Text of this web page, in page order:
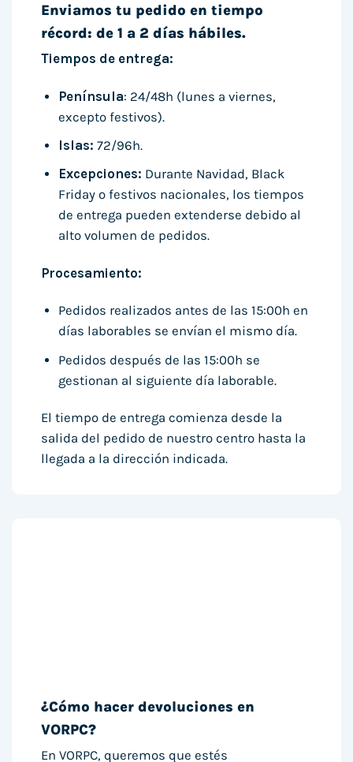
Enviamos tu pedido en tiempo
récord: de 1 a 2 días hábiles.
Tiempos de entrega:
Península: 24/48h (lunes a viernes,
excepto festivos).
Islas: 72/96h.
Excepciones: Durante Navidad, Black
Friday o festivos nacionales, los tiempos
de entrega pueden extenderse debido al
alto volumen de pedidos.
Procesamiento:
Pedidos realizados antes de las 15:00h en
días laborables se envían el mismo día.
Pedidos después de las 15:00h se
gestionan al siguiente día laborable.
El tiempo de entrega comienza desde la
salida del pedido de nuestro centro hasta la
llegada a la dirección indicada.
¿Cómo hacer devoluciones en
VORPC?
En VORPC, queremos que estés